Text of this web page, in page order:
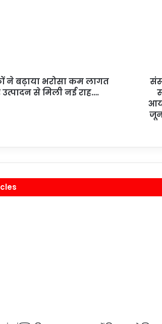
ने बढ़ाया भरोसा कम लागत
से मिली नई राह….